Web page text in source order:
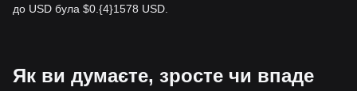
до USD була $0.{​4}1578 USD.
Як ви думаєте, зросте чи впаде